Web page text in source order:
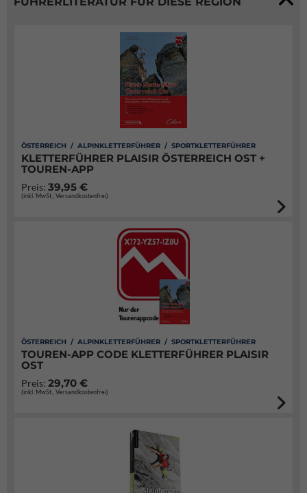
ÖSTERREICH / ALPINKLETTERFÜHRER / SPORTKLETTERFÜHRER
KLETTERFÜHRER PLAISIR ÖSTERREICH OST +
TOUREN-APP
Preis: 39,95 €
(inkl. MwSt., Versandkostenfrei)
ÖSTERREICH / ALPINKLETTERFÜHRER / SPORTKLETTERFÜHRER
TOUREN-APP CODE KLETTERFÜHRER PLAISIR
OST
Preis: 29,70 €
(inkl. MwSt., Versandkostenfrei)